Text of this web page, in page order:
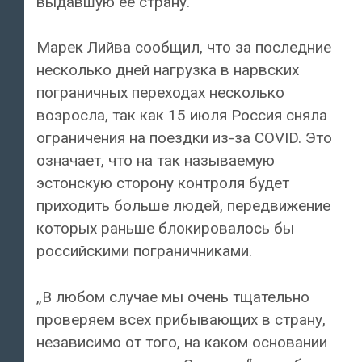
Марек Лийва сообщил, что за последние
несколько дней нагрузка в нарвских
пограничных переходах несколько
возросла, так как 15 июля Россия сняла
ограничения на поездки из-за COVID. Это
означает, что на так называемую
эстонскую сторону контроля будет
приходить больше людей, передвижение
которых раньше блокировалось бы
российскими пограничниками.
„В любом случае мы очень тщательно
проверяем всех прибывающих в страну,
независимо от того, на каком основании